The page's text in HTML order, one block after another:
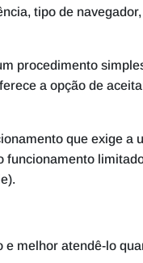
tipo de
procedimento
a opção de
que exige a
melhor atendê-lo